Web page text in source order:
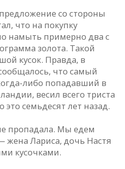
со стороны
что на покупку
намыть примерно два с
золота. Такой
кусок. Правда, в
что самый
либо попадавший в
весил всего триста
семьдесят лет назад.
пропадала. Мы едем
жена Лариса, дочь Настя
кусочками.